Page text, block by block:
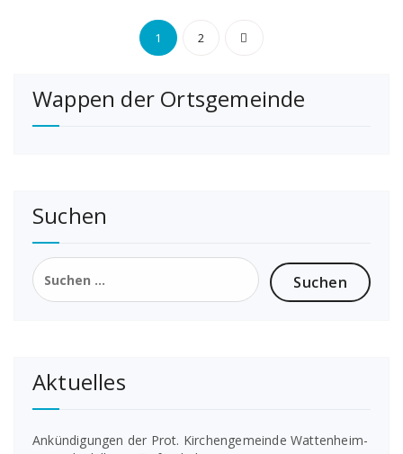
Beiträge
1 2
Wappen der Ortsgemeinde
Suchen
Suchen
nach:
Aktuelles
Ankündigungen der Prot. Kirchengemeinde Wattenheim-